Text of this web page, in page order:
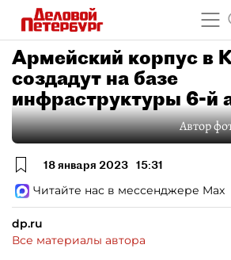
Армейский корпус в
создадут на базе
инфраструктуры 6-й
Автор
18 января 2023 15:31
Читайте нас в мессенджере Max
dp.ru
Все материалы автора